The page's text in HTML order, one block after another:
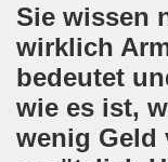
Sie wissen
wirklich
bedeutet
wie es ist,
wenig Geld
am
Montagsdemo-
am
ruft auf